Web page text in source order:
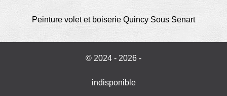
Peinture volet et boiserie Quincy Sous Senart
© 2024 - 2026 -
indisponible